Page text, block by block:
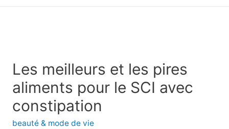
Les meilleurs et les pires
aliments pour le SCI avec
constipation
beauté & mode de vie